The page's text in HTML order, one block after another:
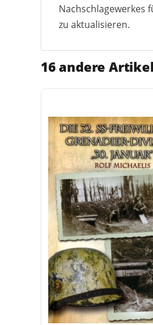
Nachschlagewerkes
zu aktualisieren.
16 andere